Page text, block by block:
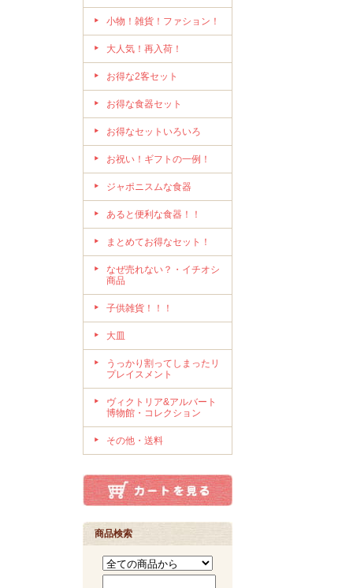
小物！雑貨！ファション！
大人気！再入荷！
お得な2客セット
お得な食器セット
お得なセットいろいろ
お祝い！ギフトの一例！
ジャポニスムな食器
あると便利な食器！！
まとめてお得なセット！
なぜ売れない？・イチオシ
商品
子供雑貨！！！
大皿
うっかり割ってしまったリ
プレイスメント
ヴィクトリア&アルバート
博物館・コレクション
その他・送料
商品検索